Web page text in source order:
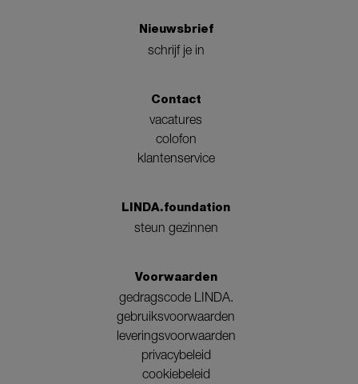
Nieuwsbrief
schrijf je in
Contact
vacatures
colofon
klantenservice
LINDA.foundation
steun gezinnen
Voorwaarden
gedragscode LINDA.
gebruiksvoorwaarden
leveringsvoorwaarden
privacybeleid
cookiebeleid